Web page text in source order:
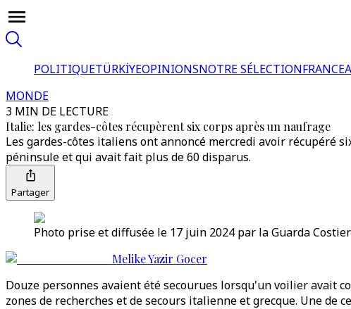
POLITIQUETÜRKİYEOPINIONSNOTRE SÉLECTIONFRANCE
MONDE
3 MIN DE LECTURE
Italie: les gardes-côtes récupèrent six corps après un naufrage
Les gardes-côtes italiens ont annoncé mercredi avoir récupéré
péninsule et qui avait fait plus de 60 disparus.
Partager
Photo prise et diffusée le 17 juin 2024 par la Guarda
Melike Yazir Gocer
Douze personnes avaient été secourues lorsqu'un voilier avait
zones de recherches et de secours italienne et grecque. Une de